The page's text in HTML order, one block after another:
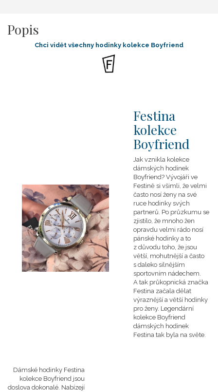
Popis
Chci vidět všechny hodinky kolekce Boyfriend
Festina
kolekce
Boyfriend
Jak vznikla kolekce
dámských hodinek
Boyfriend? Vývojáři ve
Festině si všimli, že velmi
často nosí ženy na své
ruce hodinky svých
partnerů. Po průzkumu se
zjistilo, že mnoho žen
opravdu velmi rádo nosí
pánské hodinky a to
z důvodu toho, že jsou
větší, mohutnější a často
s daleko silnějším
sportovním nádechem.
A tak průkopnická značka
Festina začala dělat
výraznější a větší hodinky
pro ženy. Legendární
kolekce Boyfriend
dámských hodinek
Festina tak byla na světe.
Dámské hodinky Festina
kolekce Boyfriend jsou
doslova dokonalé. Nabízejí